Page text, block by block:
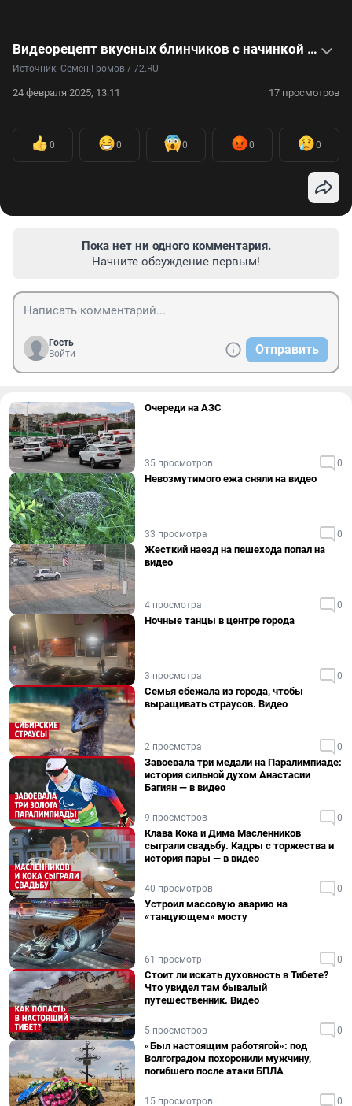
Видеорецепт вкусных блинчиков с начинкой на Масленицу
Источник: Семен Громов / 72.RU
24 февраля 2025, 13:11 17 просмотров
0 0 0 0 0
Пока нет ни одного комментария.
Начните обсуждение первым!
Гость
Войти
Отправить
Очереди на АЗС
35 просмотров 0
Невозмутимого ежа сняли на видео
33 просмотра 0
Жесткий наезд на пешехода попал на
видео
4 просмотра 0
Ночные танцы в центре города
3 просмотра 0
Семья сбежала из города, чтобы
выращивать страусов. Видео
2 просмотра 0
Завоевала три медали на Паралимпиаде:
история сильной духом Анастасии
Багиян — в видео
9 просмотров 0
Клава Кока и Дима Масленников
сыграли свадьбу. Кадры с торжества и
история пары — в видео
40 просмотров 0
Устроил массовую аварию на
«танцующем» мосту
61 просмотр 0
Стоит ли искать духовность в Тибете?
Что увидел там бывалый
путешественник. Видео
5 просмотров 0
«Был настоящим работягой»: под
Волгоградом похоронили мужчину,
погибшего после атаки БПЛА
15 просмотров 0